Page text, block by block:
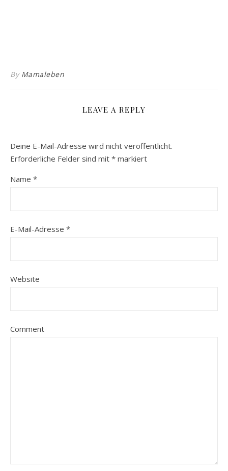
By Mamaleben
LEAVE A REPLY
Deine E-Mail-Adresse wird nicht veröffentlicht.
Erforderliche Felder sind mit * markiert
Name *
E-Mail-Adresse *
Website
Comment